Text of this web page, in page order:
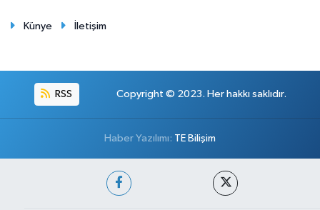
Künye İletişim
RSS Copyright © 2023. Her hakkı saklıdır.
Haber Yazılımı: TE Bilişim